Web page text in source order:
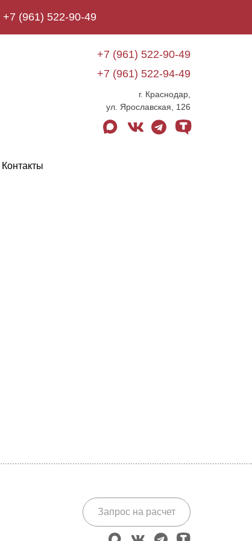
+7 (961) 522-90-49
+7 (961) 522-90-49
+7 (961) 522-94-49
г. Краснодар,
ул. Ярославская, 126
max vk telegramtenchat
Контакты
Запрос на расчет
max vk telegram
tenchat